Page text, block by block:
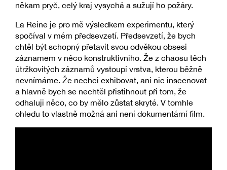
někam pryč, celý kraj vysychá a sužují ho požáry.
La Reine je pro mě výsledkem experimentu, který
spočíval v mém předsevzetí. Předsevzetí, že bych
chtěl být schopný přetavit svou odvěkou obsesi
záznamem v něco konstruktivního. Že z chaosu těch
útržkovitých záznamů vystoupí vrstva, kterou běžně
nevnímáme. Že nechci exhibovat, ani nic inscenovat
a hlavně bych se nechtěl přistihnout při tom, že
odhaluji něco, co by mělo zůstat skryté. V tomhle
ohledu to vlastně možná ani není dokumentární film.